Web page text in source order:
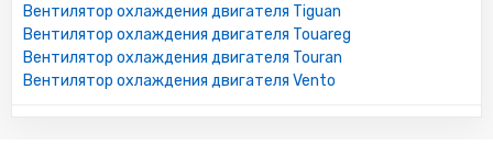
Вентилятор охлаждения двигателя Tiguan
Вентилятор охлаждения двигателя Touareg
Вентилятор охлаждения двигателя Touran
Вентилятор охлаждения двигателя Vento